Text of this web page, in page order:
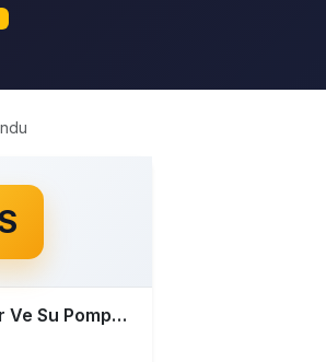
Sutek Hidrofor Ve Su Pompaları